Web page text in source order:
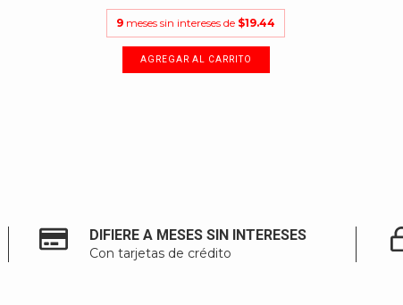
9 meses sin intereses de $19.44
DIFIERE A MESES SIN INTERESES
Con tarjetas de crédito